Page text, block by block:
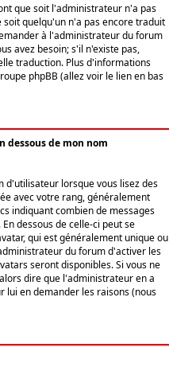
que soit l'administrateur n'a pas
quelqu'un n'a pas encore traduit
à l'administrateur du forum
avez besoin; s'il n'existe pas,
traduction. Plus d'informations
phpBB (allez voir le lien en bas
dessous de mon nom
d'utilisateur lorsque vous lisez des
avec votre rang, généralement
indiquant combien de messages
dessous de celle-ci peut se
qui est généralement unique ou
du forum d'activer les
seront disponibles. Si vous ne
dire que l'administrateur en a
lui en demander les raisons (nous